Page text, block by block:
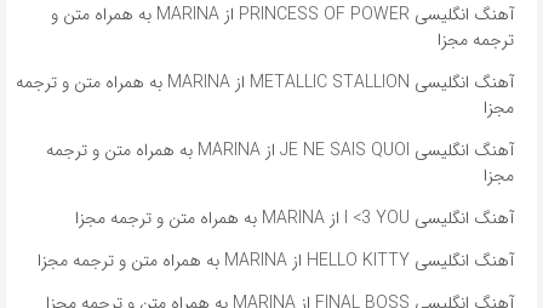
آهنگ انگلیسی PRINCESS OF POWER از MARINA به همراه متن و
ترجمه مجزا
آهنگ انگلیسی METALLIC STALLION از MARINA به همراه متن و ترجمه
مجزا
آهنگ انگلیسی JE NE SAIS QUOI از MARINA به همراه متن و ترجمه
مجزا
آهنگ انگلیسی I <3 YOU از MARINA به همراه متن و ترجمه مجزا
آهنگ انگلیسی HELLO KITTY از MARINA به همراه متن و ترجمه مجزا